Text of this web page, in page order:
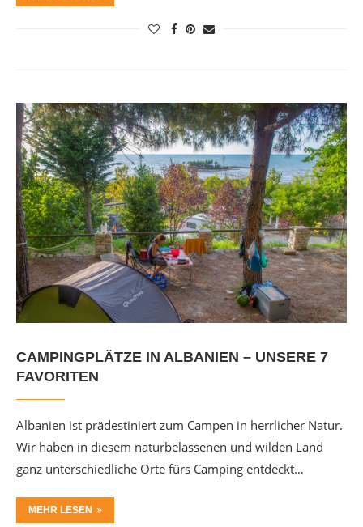
CAMPINGPLÄTZE IN ALBANIEN – UNSERE 7
FAVORITEN
Albanien ist prädestiniert zum Campen in herrlicher Natur.
Wir haben in diesem naturbelassenen und wilden Land
ganz unterschiedliche Orte fürs Camping entdeckt…
MEHR LESEN